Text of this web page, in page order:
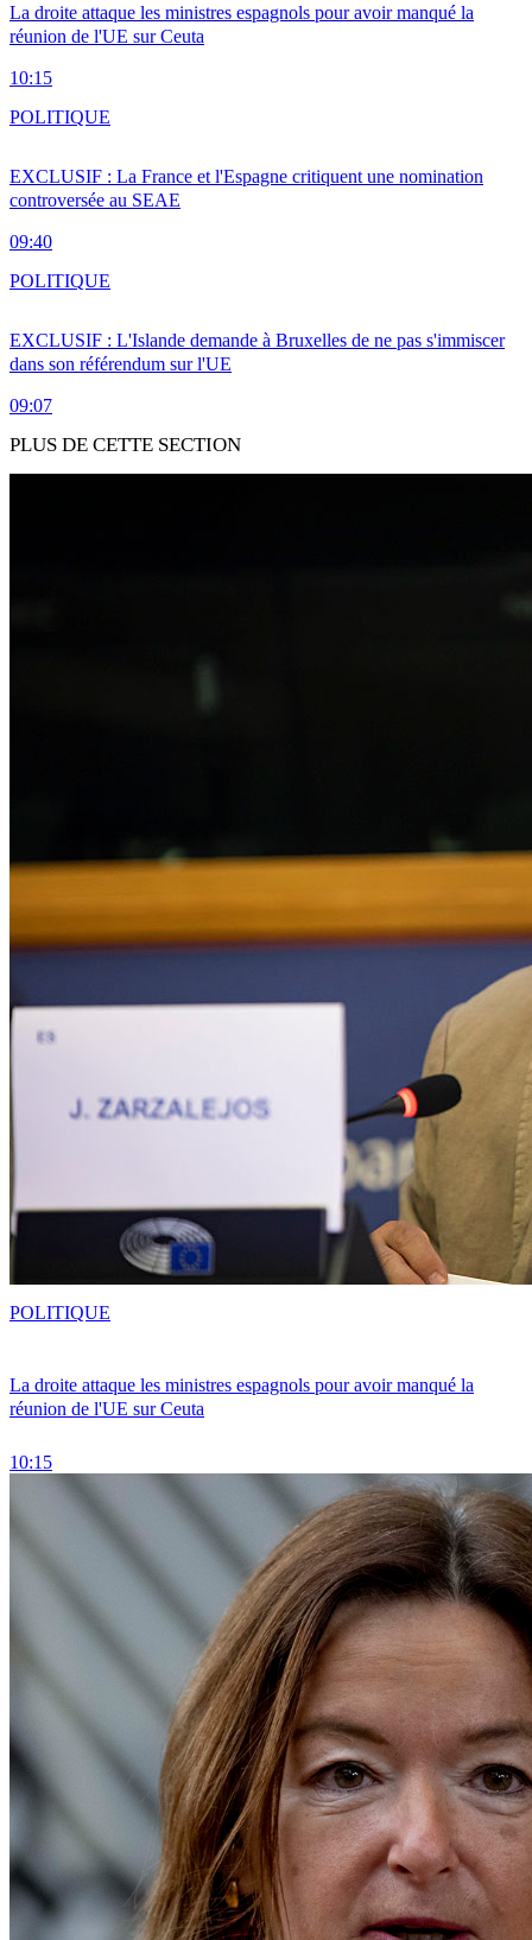
La droite attaque les ministres espagnols pour avoir manqué la
réunion de l'UE sur Ceuta
10:15
EXCLUSIF : La France et l'Espagne critiquent une nomination
controversée au SEAE
09:40
POLITIQUE
EXCLUSIF : L'Islande demande à Bruxelles de ne pas s'immiscer
dans son référendum sur l'UE
09:07
POLITIQUE
PLUS DE CETTE SECTION
La droite attaque les ministres espagnols pour avoir manqué la
réunion de l'UE sur Ceuta
10:15
POLITIQUE